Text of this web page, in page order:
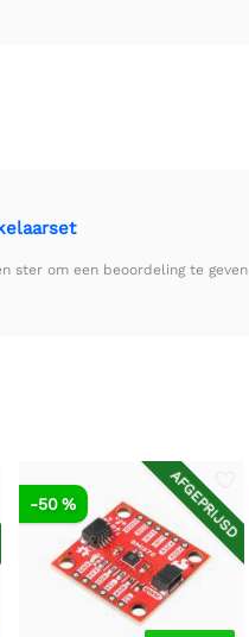
ster om een beoordeling te geven
AFGEPRIJSD
-50 %